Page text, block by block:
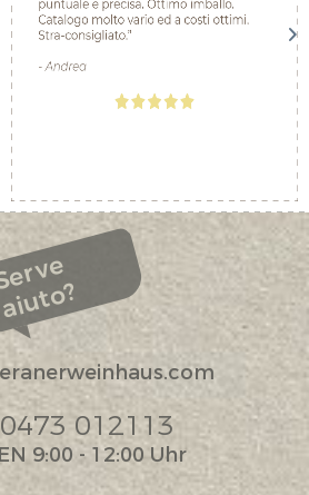
012113
9:00 - 12:00 Uhr